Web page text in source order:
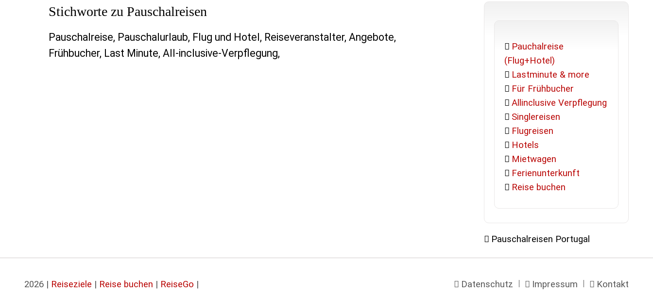
Stichworte zu Pauschalreisen
Pauschalreise, Pauschalurlaub, Flug und Hotel, Reiseveranstalter, Angebote,
Frühbucher, Last Minute, All-inclusive-Verpflegung,
Pauchalreise
(Flug+Hotel)
Lastminute & more
Für Frühbucher
Allinclusive Verpflegung
Singlereisen
Flugreisen
Hotels
Mietwagen
Ferienunterkunft
Reise buchen
Pauschalreisen Portugal
2026 | Reiseziele | Reise buchen | ReiseGo |
Navigation
Datenschutz Impressum Kontakt